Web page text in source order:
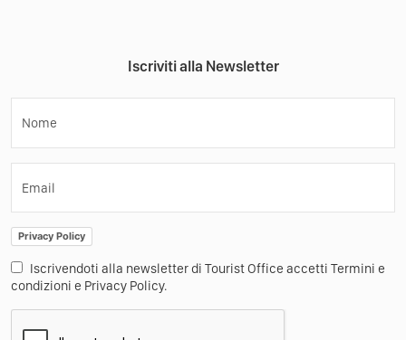
Iscriviti alla Newsletter
Nome
Email
Privacy Policy
Iscrivendoti alla newsletter di Tourist Office accetti Termini e
condizioni e Privacy Policy.